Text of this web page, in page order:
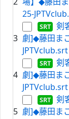
25-
3
剣
劇]◆藤田ま
JPTVclub.srt
4
剣
劇]◆藤田ま
JPTVclub.srt
5
剣
劇]◆藤田ま